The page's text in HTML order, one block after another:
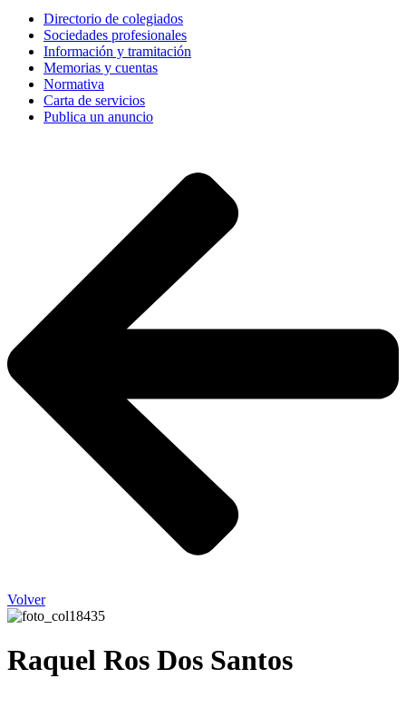
Directorio de colegiados
Sociedades profesionales
Información y tramitación
Memorias y cuentas
Normativa
Carta de servicios
Publica un anuncio
Volver
Raquel Ros Dos Santos